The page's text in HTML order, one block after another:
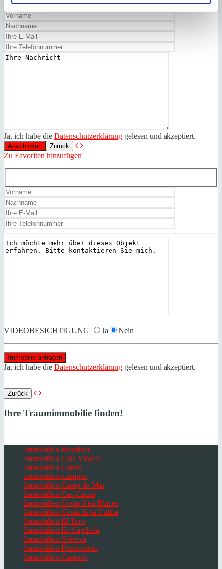
Ja, ich habe die Datenschutzerklärung gelesen und akzeptiert.
Zurück
Zu Favoriten hinzufügen
VIDEOBESICHTIGUNG Ja Nein
Ja, ich habe die Datenschutzerklärung gelesen und akzeptiert.
Zurück
Ihre Traumimmobilie finden!
Immobilien Bendinat
Immobilien Cala Vinyes
Immobilien Calvià
Immobilien Campos
Immobilien Camp de Mar
Immobilien Cas Catala
Immobilien Costa d’en Blanes
Immobilien Costa de la Calma
Immobilien El Toro
Immobilien Es Capdella
Immobilien Génova
Immobilien Portocolom
Immobilien Campos